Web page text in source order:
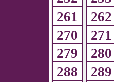
261
262
270
271
279
280
288
289